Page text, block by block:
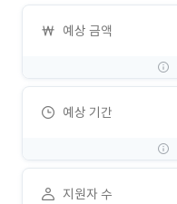
예상 금액
예상 기간
지원자 수